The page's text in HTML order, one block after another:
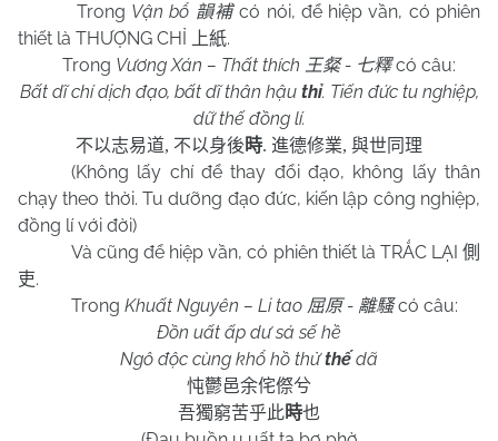
Trong Vận bổ 韻補có nói, để hiệp vần, có phiên
thiết là THƯỢNG CHỈ
上紙.
Trong Vương Xán – Thất thích 王粲- 七釋có câu:
Bất dĩ chí dịch đạo, bất dĩ thân hậu thỉ. Tiến đức tu nghiệp,
dữ thế đồng lí.
不以志易道, 不以身後 時. 進德修業, 與世同理
(Không lấy chí để thay đổi đạo, không lấy thân
chạy theo thời. Tu dưỡng đạo đức, kiến lập công nghiệp,
đồng lí với đời)
Và cũng để hiệp vần, có phiên thiết là TRẮC LẠI 側
吏.
Trong Khuất Nguyên – Li tao 屈原- 離騷có câu:
Đồn uất ấp dư sá sế hề
Ngô độc cùng khổ hồ thửthếdã
忳鬱邑余侘傺兮
吾獨窮苦乎此時也